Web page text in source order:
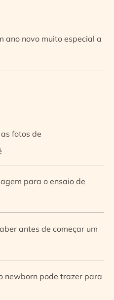
ano novo muito especial a
fotos de
para o ensaio de
antes de começar um
newborn pode trazer para